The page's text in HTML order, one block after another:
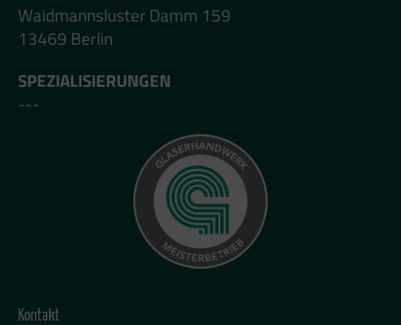
Waidmannsluster Damm 159
13469 Berlin
SPEZIALISIERUNGEN
---
Kontakt